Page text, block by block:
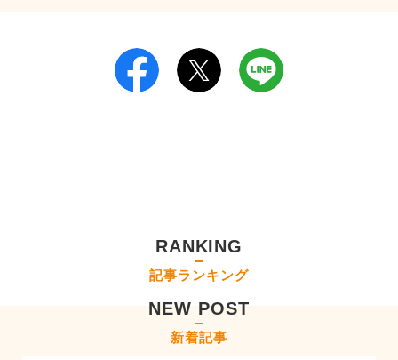
RANKING
記事ランキング
NEW POST
新着記事